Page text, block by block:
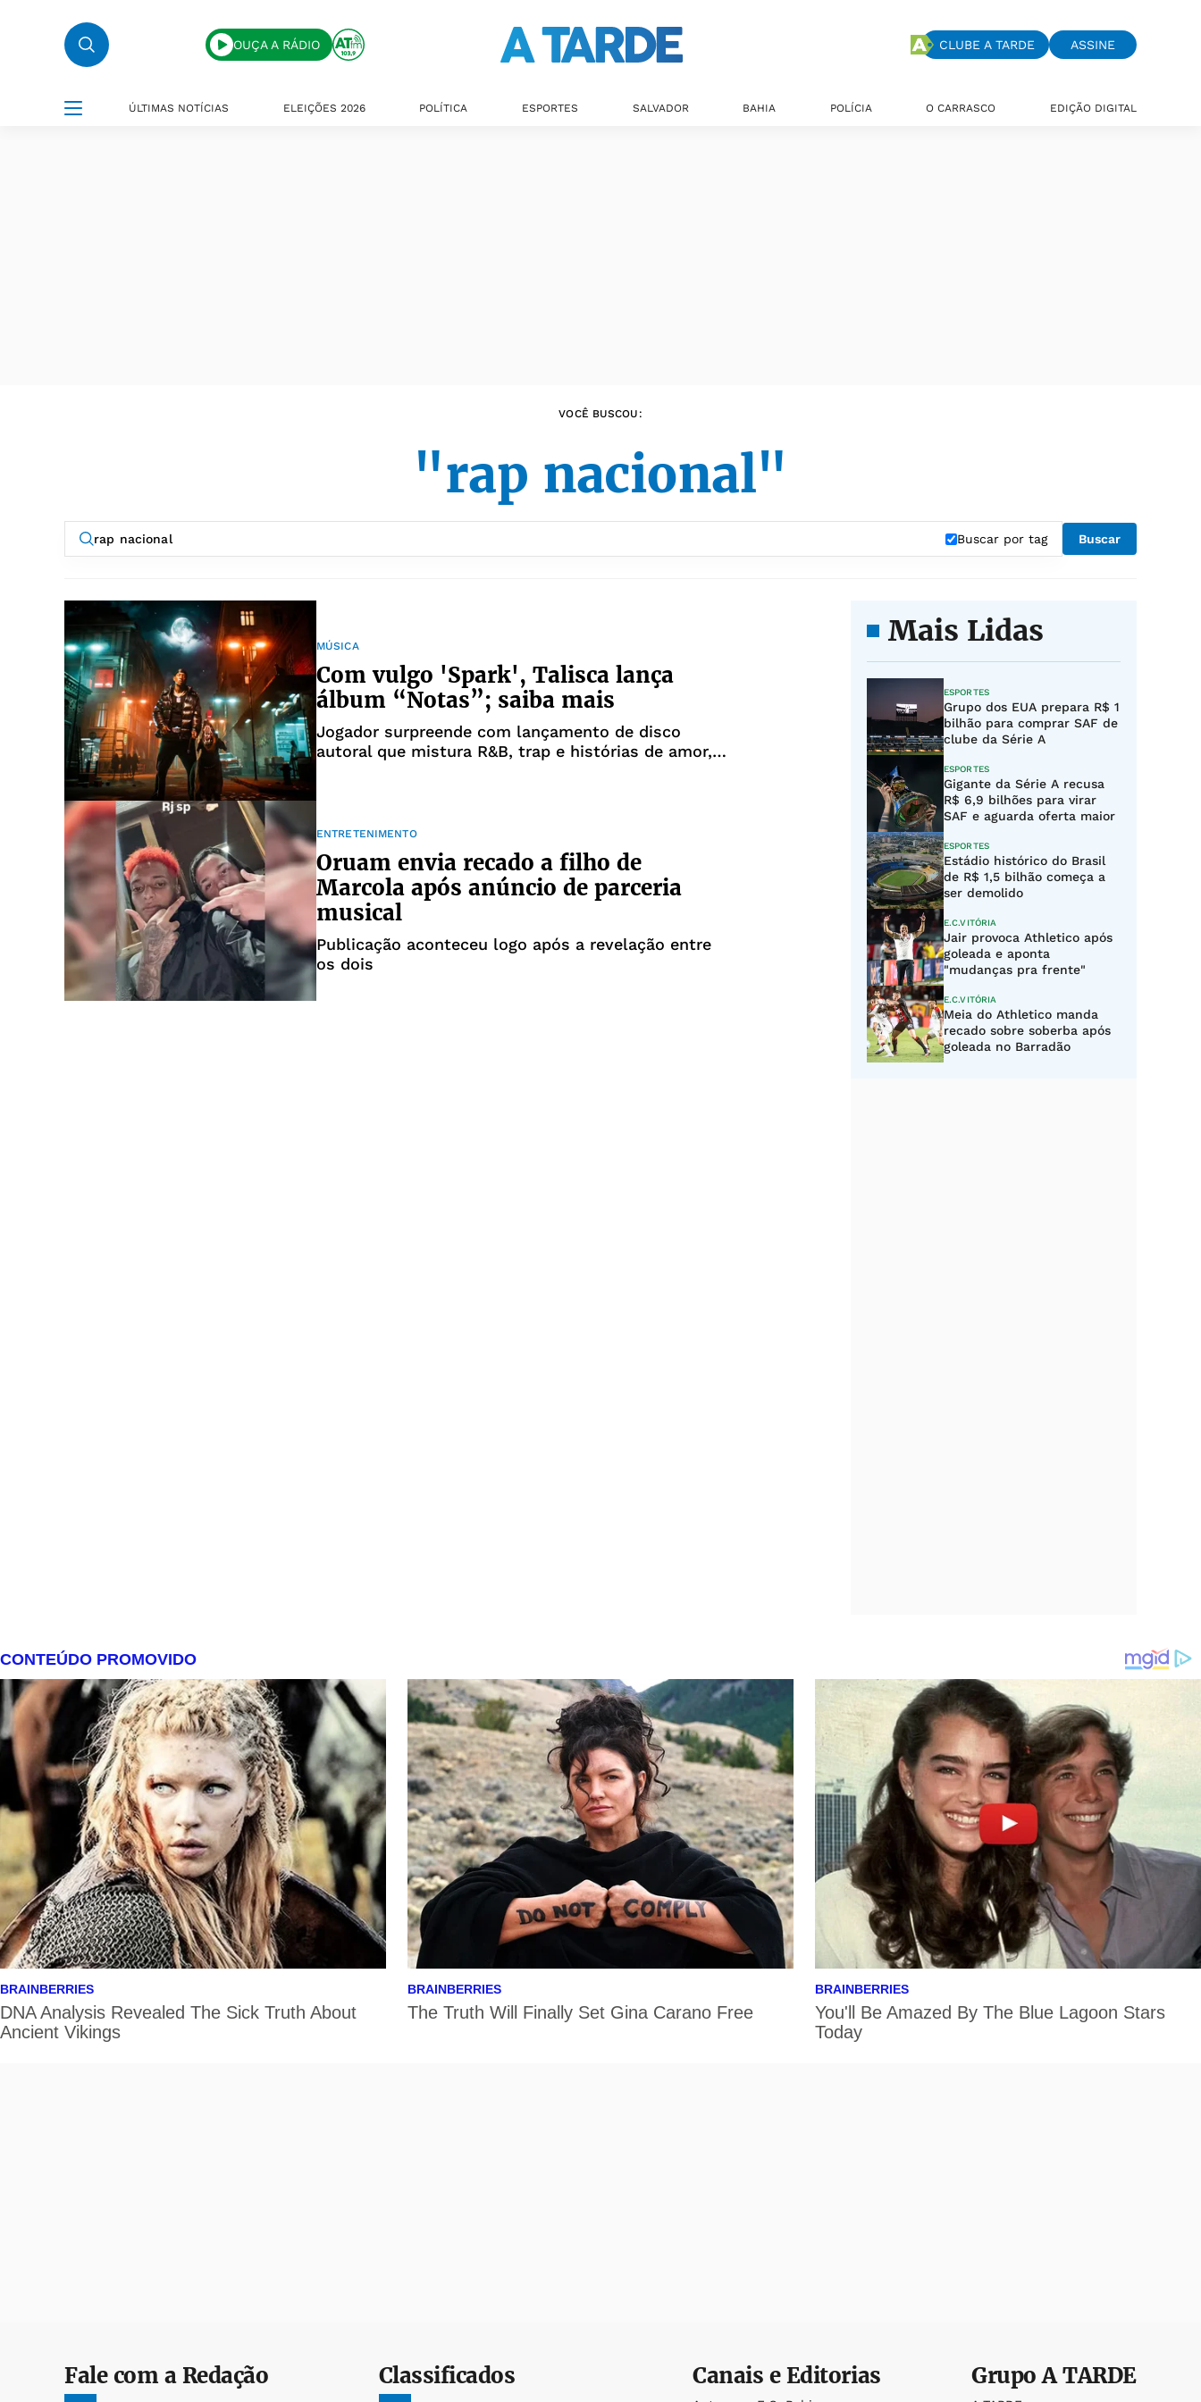
OUÇA A RÁDIO CLUBE A TARDE ASSINE
ÚLTIMAS NOTÍCIAS ELEIÇÕES 2026 POLÍTICA ESPORTES SALVADOR BAHIA POLÍCIA O CARRASCO EDIÇÃO DIGITAL
VOCÊ BUSCOU:
"rap nacional"
Buscar por tag Buscar
MÚSICA
Com vulgo 'Spark', Talisca lança
álbum “Notas”; saiba mais
Jogador surpreende com lançamento de disco
autoral que mistura R&B, trap e histórias de amor,
ENTRETENIMENTO
Oruam envia recado a filho de
Marcola após anúncio de parceria
musical
Publicação aconteceu logo após a revelação entre
os dois
Mais Lidas
ESPORTES
Grupo dos EUA prepara R$ 1
bilhão para comprar SAF de
clube da Série A
ESPORTES
Gigante da Série A recusa
R$ 6,9 bilhões para virar
SAF e aguarda oferta maior
ESPORTES
Estádio histórico do Brasil
de R$ 1,5 bilhão começa a
ser demolido
E.C.VITÓRIA
Jair provoca Athletico após
goleada e aponta
"mudanças pra frente"
E.C.VITÓRIA
Meia do Athletico manda
recado sobre soberba após
goleada no Barradão
Fale com a Redação Classificados Canais e Editorias GrupoA TARDE